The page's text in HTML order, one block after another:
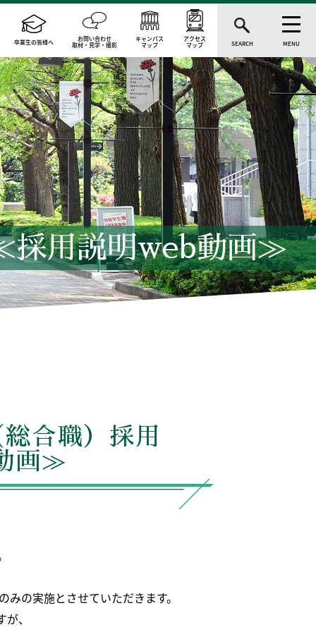
卒業生の皆様へ お問い合わせ
取材・見学・撮影
キャンパス
マップ
アクセス
マップ SEARCH MENU
採用説明web動画≫
合職）採用
画≫
の実施とさせていただきます。
、